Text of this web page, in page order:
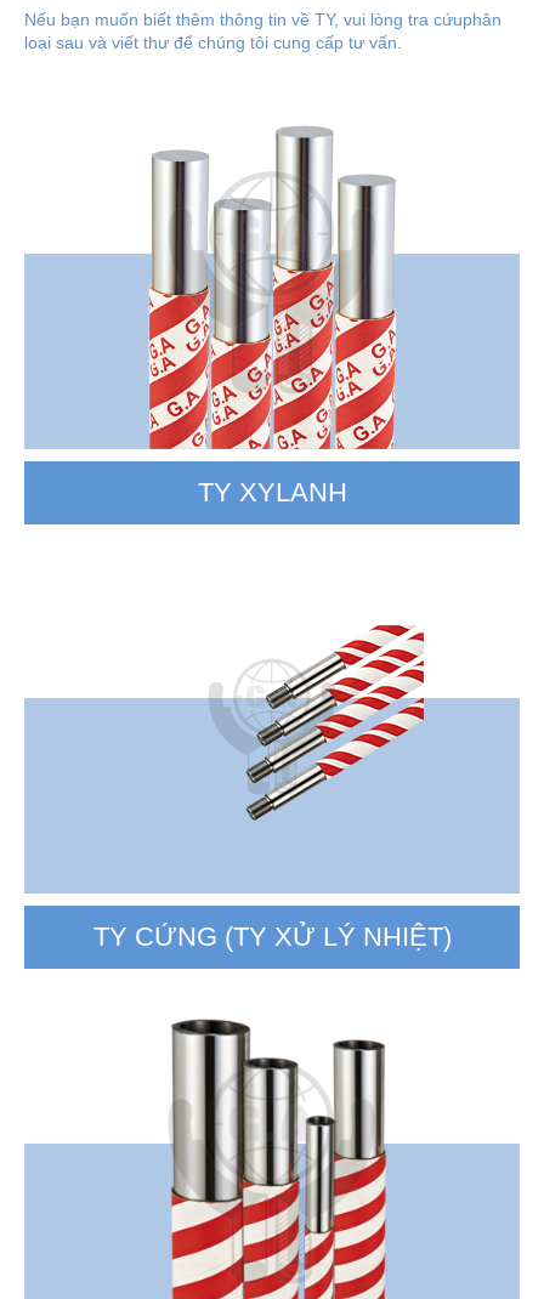
Nếu bạn muốn biết thêm thông tin về TY, vui lòng tra cứuphân
loại sau và viết thư để chúng tôi cung cấp tư vấn.
TY XYLANH
TY CỨNG (TY XỬ LÝ NHIỆT)